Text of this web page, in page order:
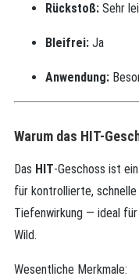
Rückstoß: Sehr
Bleifrei: Ja
Anwendung:
Warum das HIT-
Das HIT-Geschoss ist
für kontrollierte,
Tiefenwirkung — ideal
Wild.
Wesentliche Merkmale: